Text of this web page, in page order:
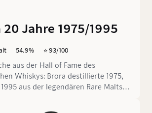
20 Jahre 1975/1995
54.9% ⭐️ 93/100
aus der Hall of Fame des
Whiskys: Brora destillierte 1975,
aus der legendären Rare Malts